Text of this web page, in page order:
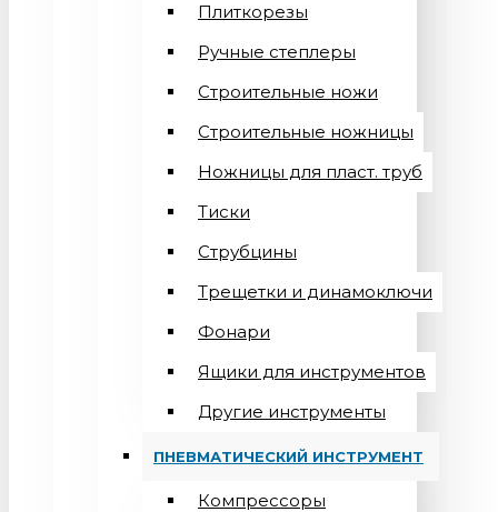
Плиткорезы
Ручные степлеры
Строительные ножи
Строительные ножницы
Ножницы для пласт. труб
Тиски
Струбцины
Трещетки и динамоключи
Фонари
Ящики для инструментов
Другие инструменты
ПНЕВМАТИЧЕСКИЙ ИНСТРУМЕНТ
Компрессоры